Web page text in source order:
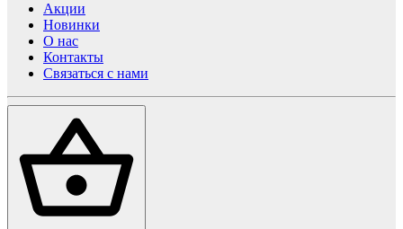
Акции
Новинки
О нас
Контакты
Связаться с нами